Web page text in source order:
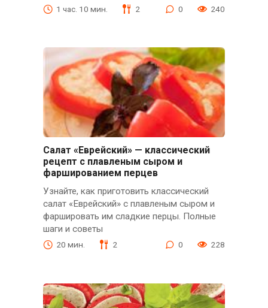
1 час. 10 мин. 2 0 240
Салат «Еврейский» — классический
рецепт с плавленым сыром и
фаршированием перцев
Узнайте, как приготовить классический
салат «Еврейский» с плавленым сыром и
фаршировать им сладкие перцы. Полные
шаги и советы
20 мин. 2 0 228